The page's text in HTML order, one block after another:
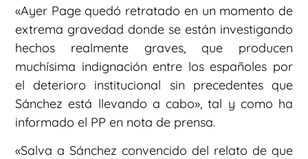
«Ayer Page quedó retratado en un momento de
extrema gravedad donde se están investigando
hechos realmente graves, que producen
muchísima indignación entre los españoles por
el deterioro institucional sin precedentes que
Sánchez está llevando a cabo», tal y como ha
informado el PP en nota de prensa.
«Salva a Sánchez convencido del relato de que